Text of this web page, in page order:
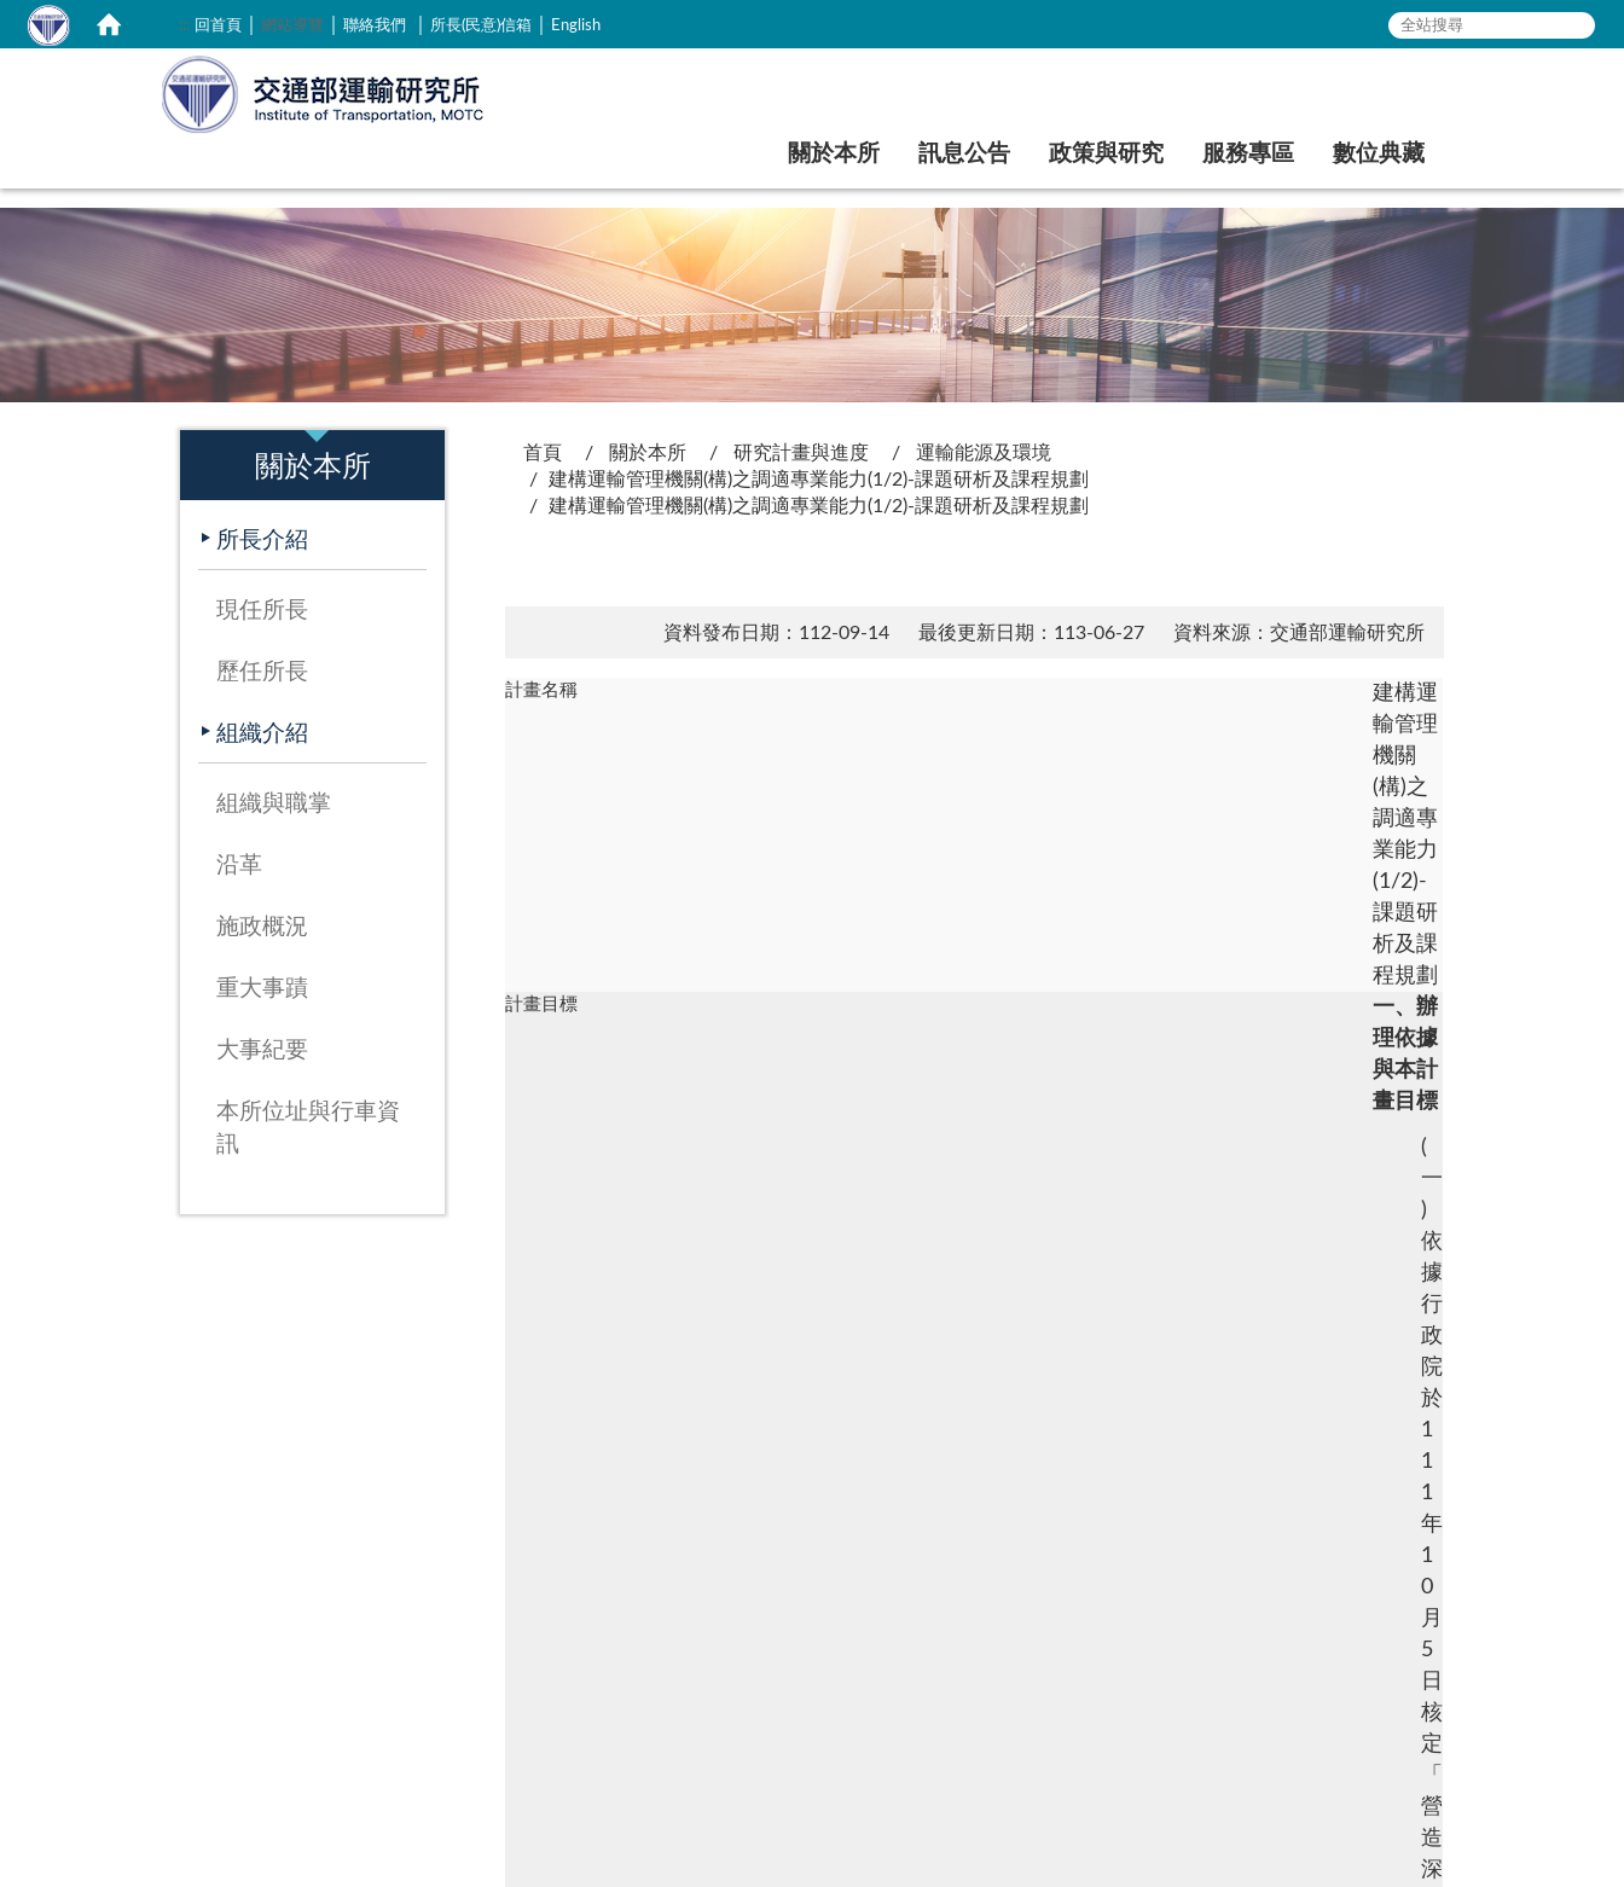
::: 回首頁｜ 網站導覽 聯絡我們｜ 所長(民意)信箱｜ English
關於本所 訊息公告 政策與研究 服務專區 數位典藏
關於本所
所長介紹
現任所長
歷任所長
組織介紹
組織與職掌
沿革
施政概況
重大事蹟
大事紀要
本所位址與行車資
訊
首頁 關於本所 研究計畫與進度
運輸能源及環境
建構運輸管理機關(構)之調適專業能力(1/2)-課題研析及課程規劃
建構運輸管理機關(構)之調適專業能力(1/2)-課題研析及課程規劃
資料發布日期：112-09-14 最後更新日期：113-06-27 資料來源：交通部運輸研究所
計畫名稱
建構運
輸管理
機關
(構)之
調適專
業能力
(1/2)-
課題研
析及課
程規劃
計畫目標
一、辦
理依據
與本計
畫目標
(
一
)
依
據
行
政
院
於
1
1
1
年
1
0
月
5
日
核
定
「
營
造
深